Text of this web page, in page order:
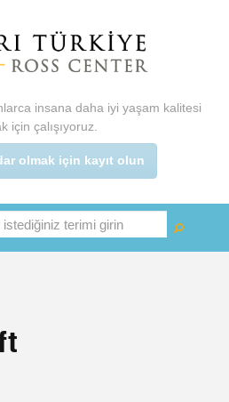
insana daha iyi yaşam kalitesi
için çalışıyoruz.
olmak için kayıt olun
Ara